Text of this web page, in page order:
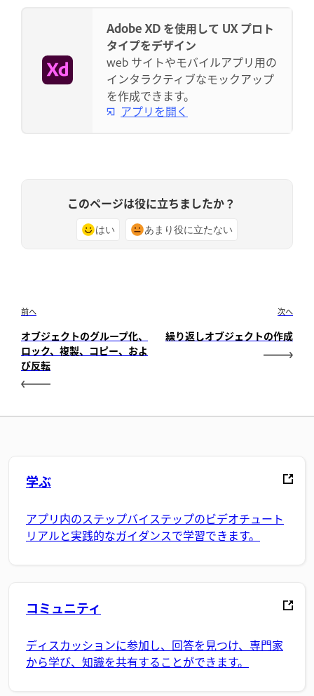
Adobe XD を使用して UX プロト
タイプをデザイン
web サイトやモバイルアプリ用の
インタラクティブなモックアップ
を作成できます。
アプリを開く
このページは役に立ちましたか？
はい あまり役に立たない
前へ
オブジェクトのグループ化、
ロック、複製、コピー、およ
び反転
次へ
繰り返しオブジェクトの作成
学ぶ
アプリ内のステップバイステップのビデオチュート
リアルと実践的なガイダンスで学習できます。
コミュニティ
ディスカッションに参加し、回答を見つけ、専門家
から学び、知識を共有することができます。